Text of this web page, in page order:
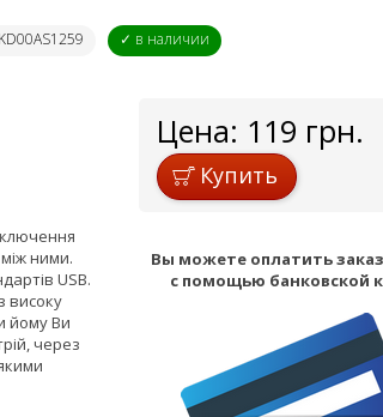
✓ в наличии
ними.
USB.
високу
йому Ви
через
Цена: 119 грн.
Купить
Вы можете оплатить
с помощью банковской